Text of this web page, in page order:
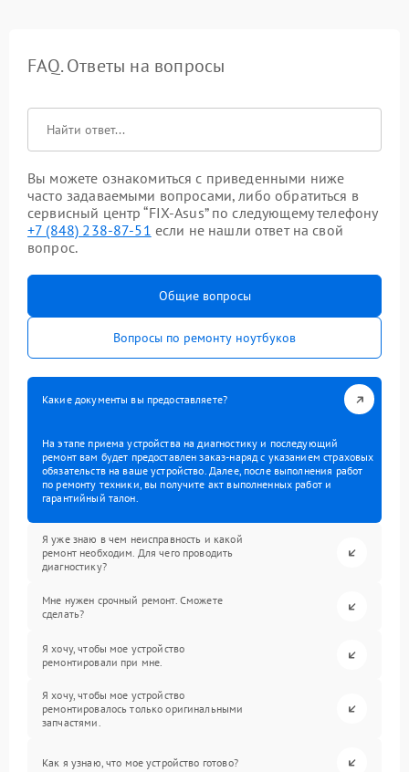
FAQ. Ответы на вопросы
Вы можете ознакомиться с приведенными ниже
часто задаваемыми вопросами, либо обратиться в
сервисный центр “FIX-Asus” по следующему телефону
+7 (848) 238-87-51 если не нашли ответ на свой
вопрос.
Общие вопросы
Вопросы по ремонту ноутбуков
Какие документы вы предоставляете?
На этапе приема устройства на диагностику и последующий
ремонт вам будет предоставлен заказ-наряд с указанием страховых
обязательств на ваше устройство. Далее, после выполнения работ
по ремонту техники, вы получите акт выполненных работ и
гарантийный талон.
Я уже знаю в чем неисправность и какой
ремонт необходим. Для чего проводить
диагностику?
Мне нужен срочный ремонт. Сможете
сделать?
Я хочу, чтобы мое устройство
ремонтировали при мне.
Я хочу, чтобы мое устройство
ремонтировалось только оригинальными
запчастями.
Как я узнаю, что мое устройство готово?